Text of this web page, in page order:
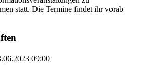
statt. Die Termine findet ihr vorab
09:00